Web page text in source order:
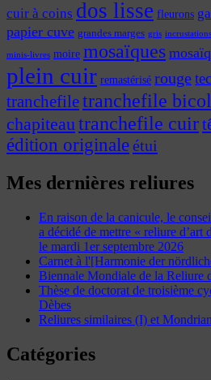
cuir à coins dos lisse fleurons
papier cuve grandes marges gris incrustations
minis-livres moire mosaïques
plein cuir remastérisé rouge
tranchefiletranchefile
chapiteautranchefile cuir
édition originaleétui
Mes dernières reliures
En raison de la canicule, le
a décidé de mettre « reliure d’art
le mardi 1er septembre 2026
Carnet à l'[Harmonie der
Biennale Mondiale de la Reliure
Thèse de doctorat de troisième
Dèbes
Reliures similaires (I) et Mondrian
Catégories